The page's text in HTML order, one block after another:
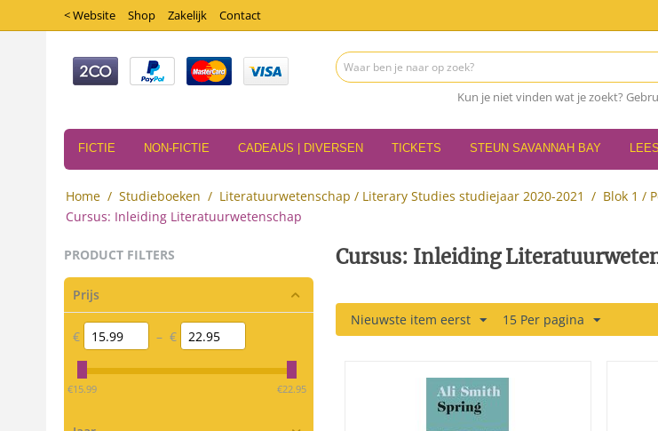
< Website Shop Zakelijk Contact
Kun je niet vinden wat je zoekt?
FICTIE NON-FICTIE CADEAUS | DIVERSEN TICKETS STEUN SAVANNAH BAY
Home / Studieboeken / Literatuurwetenschap / Literary Studies studiejaar 2020-2021 / Blok 1 /
Cursus: Inleiding Literatuurwetenschap
PRODUCT FILTERS
Prijs
€ – €
‎€15.99 ‎€22.95
Cursus: Inleiding
Nieuwste item eerst 15 Per pagina